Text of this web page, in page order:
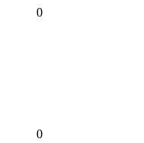
0
0